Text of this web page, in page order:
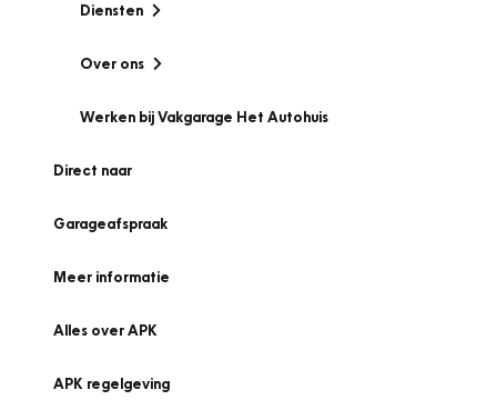
Diensten
Over ons
Werken bij Vakgarage Het Autohuis
Direct naar
Garageafspraak
Meer informatie
Alles over APK
APK regelgeving